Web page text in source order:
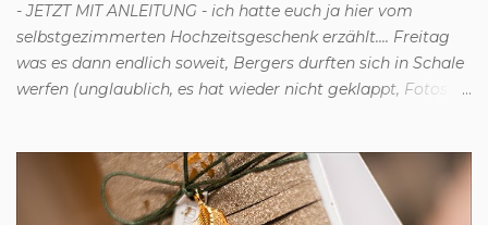
- JETZT MIT ANLEITUNG - ich hatte euch ja hier vom
selbstgezimmerten Hochzeitsgeschenk erzählt.... Freitag
was es dann endlich soweit, Bergers durften sich in Schale
werfen (unglaublich, es hat wieder nicht geklappt, Fotos
Braut und Bräutigam wie so oft eigentlich schon alles
haben, haben wir Geld geschenkt - am liebsten zu nutzen
für einen schicken Kurzurlaub... Verpackt hab ich das Ganze